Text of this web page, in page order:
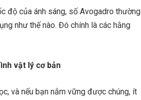
độ của ánh sáng, số Avogadro thường
như thế nào. Đó chính là các hằng
vật lý cơ bản
và nếu bạn nắm vững được chúng, ít